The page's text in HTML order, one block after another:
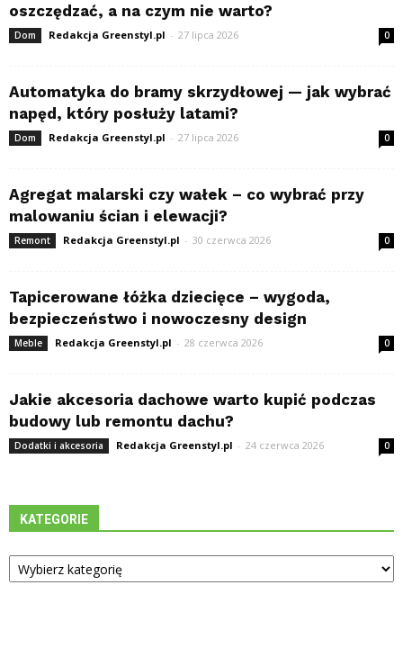
oszczędzać, a na czym nie warto?
Dom Redakcja Greenstyl.pl - 27 lipca 2026 0
Automatyka do bramy skrzydłowej — jak wybrać
napęd, który posłuży latami?
Dom Redakcja Greenstyl.pl - 27 lipca 2026 0
Agregat malarski czy wałek – co wybrać przy
malowaniu ścian i elewacji?
Remont Redakcja Greenstyl.pl - 30 czerwca 2026 0
Tapicerowane łóżka dziecięce – wygoda,
bezpieczeństwo i nowoczesny design
Meble Redakcja Greenstyl.pl - 28 czerwca 2026 0
Jakie akcesoria dachowe warto kupić podczas
budowy lub remontu dachu?
Dodatki i akcesoria Redakcja Greenstyl.pl - 24 czerwca 2026 0
KATEGORIE
Kategorie